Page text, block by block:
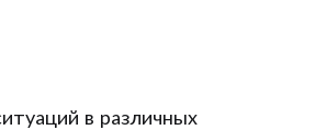
в различных